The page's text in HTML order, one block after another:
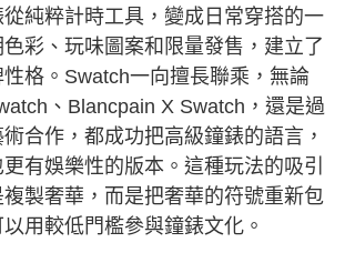
純粹計時工具，變成日常穿搭的一
彩、玩味圖案和限量發售，建立了
格。Swatch一向擅長聯乘，無論
、Blancpain X Swatch，還是過
合作，都成功把高級鐘錶的語言，
有娛樂性的版本。這種玩法的吸引
製奢華，而是把奢華的符號重新包
用較低門檻參與鐘錶文化。